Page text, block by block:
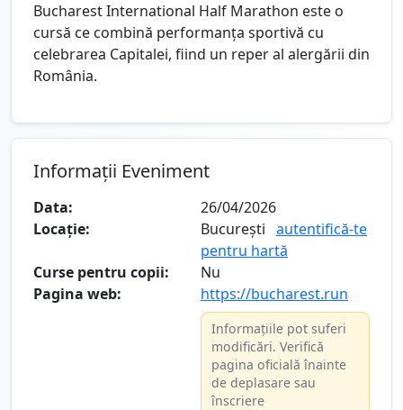
Bucharest International Half Marathon este o
cursă ce combină performanța sportivă cu
celebrarea Capitalei, fiind un reper al alergării din
România.
Informații Eveniment
Data:
26/04/2026
Locație:
București autentifică-te
pentru hartă
Curse pentru copii:
Nu
Pagina web:
https://bucharest.run
Informațiile pot suferi
modificări. Verifică
pagina oficială înainte
de deplasare sau
înscriere